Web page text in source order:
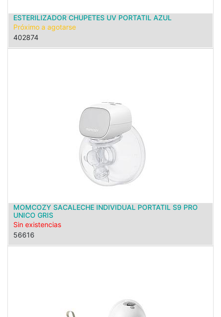
ESTERILIZADOR CHUPETES UV PORTATIL AZUL
Próximo a agotarse
402874
MOMCOZY SACALECHE INDIVIDUAL PORTATIL S9 PRO
UNICO GRIS
Sin existencias
56616